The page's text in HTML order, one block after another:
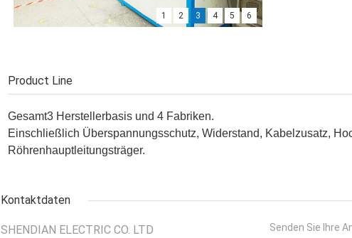
1 2 3 4 5
6
CJL impulse current generator
Test Lab
Product Line
Gesamt3 Herstellerbasis und 4 Fabriken.
Einschließlich Überspannungsschutz, Widerstand, Kabelzusatz,
Röhrenhauptleitungsträger.
Kontaktdaten
SHENDIAN ELECTRIC CO. LTD Senden Sie Ihre